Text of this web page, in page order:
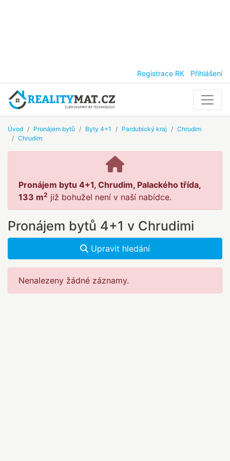
Registrace RK Přihlášení
Úvod Pronájem bytů Byty 4+1 Pardubický kraj
Chrudim
Chrudim
Pronájem bytu 4+1, Chrudim, Palackého třída,
133 m2 již bohužel není v naší nabídce.
Pronájem bytů 4+1 v Chrudimi
Upravit hledání
Nenalezeny žádné záznamy.